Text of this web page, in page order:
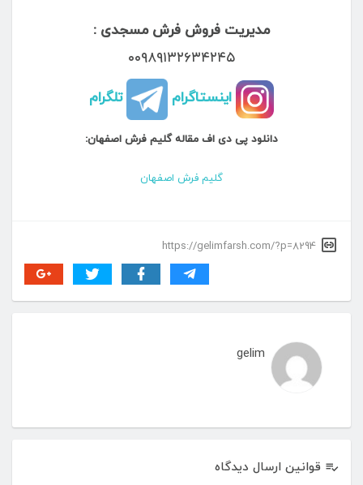
مدیریت فروش فرش مسجدی :
۰۰۹۸۹۱۳۲۶۳۴۲۴۵
اینستاگرام تلگرام
دانلود پی دی اف مقاله گلیم فرش اصفهان:
گلیم فرش اصفهان
https://gelimfarsh.com/?p=8294
gelim
قوانین ارسال دیدگاه